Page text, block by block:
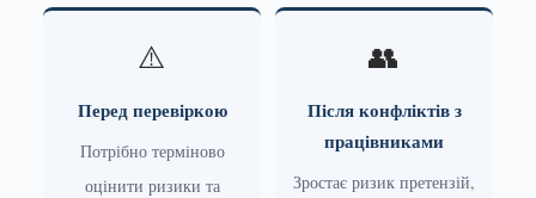
⚠️
Перед перевіркою
Потрібно терміново
оцінити ризики та
👥
Після конфліктів з
працівниками
Зростає ризик претензій,